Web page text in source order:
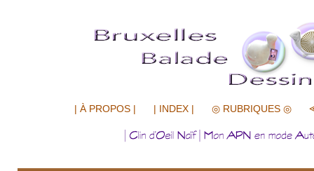
| À PROPOS | | INDEX | ◎ RUBRIQUES ◎